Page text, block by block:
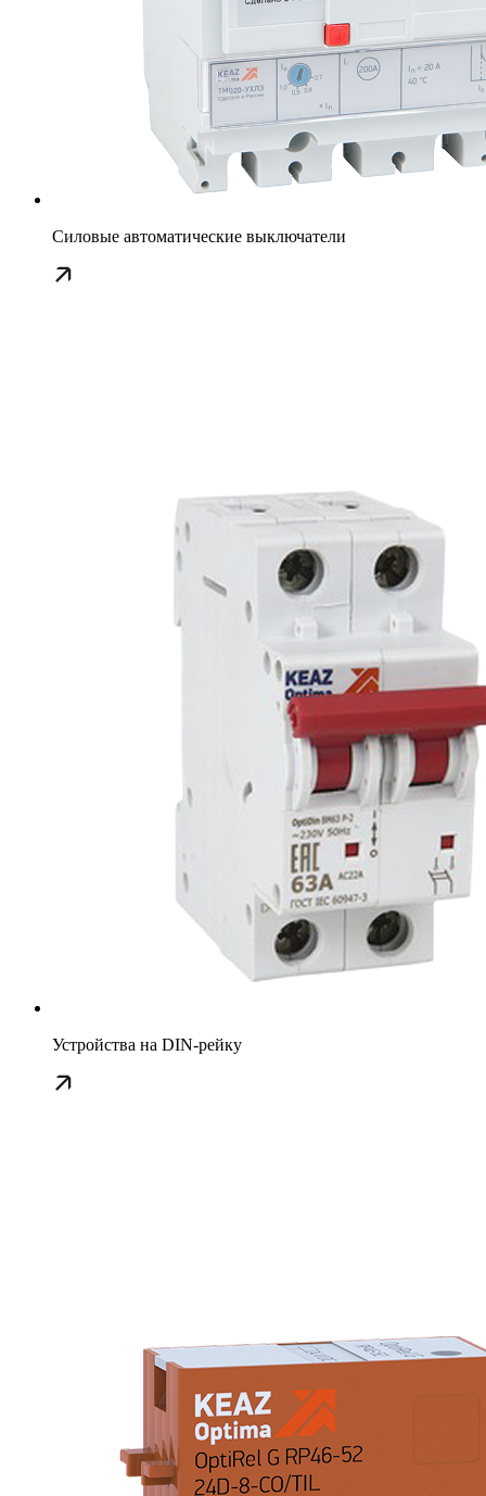
Силовые автоматические выключатели
Устройства на DIN-рейку